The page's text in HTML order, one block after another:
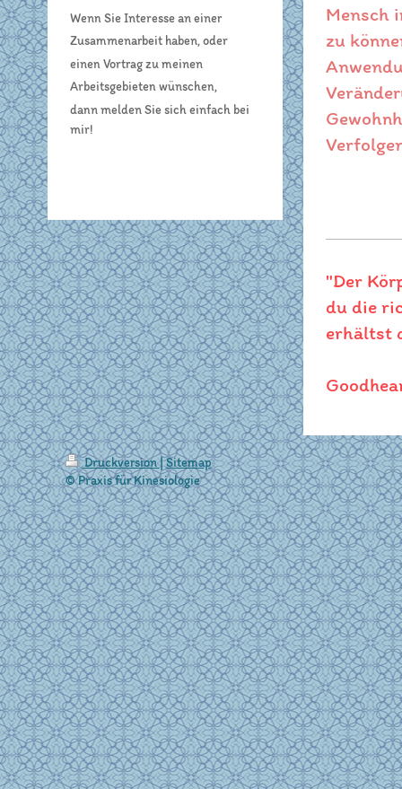
Mensch
zu
"Der
du die
erhältst
Wenn Sie Interesse an einer
Zusammenarbeit haben, oder
einen Vortrag zu meinen
Arbeitsgebieten wünschen,
dann melden Sie sicheinfach bei
mir!
Druckversion|Sitemap
© Praxis für Kinesiologie